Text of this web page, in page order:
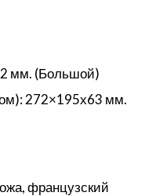
мм. (Большой)
272×195х63 мм.
французский